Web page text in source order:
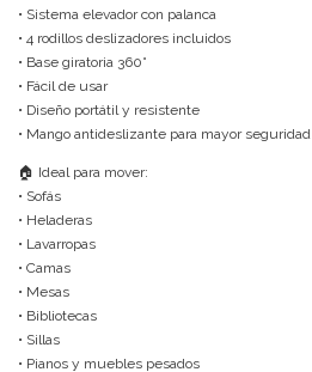
• Sistema elevador con palanca
• 4 rodillos deslizadores incluidos
• Base giratoria 360°
• Fácil de usar
• Diseño portátil y resistente
• Mango antideslizante para mayor seguridad
🏠 Ideal para mover:
• Sofás
• Heladeras
• Lavarropas
• Camas
• Mesas
• Bibliotecas
• Sillas
• Pianos y muebles pesados